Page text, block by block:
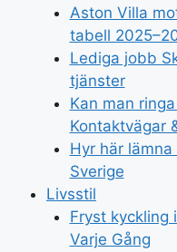
Aston Villa
tabell
Lediga jobb
tjänster
Kan man
Kontaktvägar
Hyr här
Sverige
Livsstil
Fryst kyckling
Varje Gång